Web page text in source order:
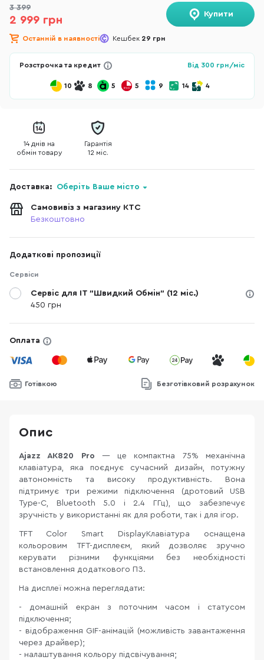
3 399
2 999 грн
Останній в наявності Кешбек 29 грн
Купити
Розстрочка та кредит Від 300 грн/міс
10 8 5 5 9 14 4
14 днів на
обмін товару
Гарантія
12 міс.
Доставка: Оберіть Ваше місто
Самовивіз з магазину КТС
Безкоштовно
Додаткові пропозиції
Сервіси
Сервіс для IT "Швидкий Обмін" (12 міс.)
450 грн
Оплата
Готівкою Безготівковий розрахунок
Опис
Ajazz AK820 Pro — це компактна 75% механічна
клавіатура, яка поєднує сучасний дизайн, потужну
автономність та високу продуктивність. Вона
підтримує три режими підключення (дротовий USB
Type-C, Bluetooth 5.0 і 2.4 ГГц), що забезпечує
зручність у використанні як для роботи, так і для ігор.
TFT Color Smart DisplayКлавіатура оснащена
кольоровим TFT-дисплеєм, який дозволяє зручно
керувати різними функціями без необхідності
встановлення додаткового ПЗ.
На дисплеї можна переглядати:
- домашній екран з поточним часом і статусом
підключення;
- відображення GIF-анімацій (можливість завантаження
через драйвер);
- налаштування кольору підсвічування;